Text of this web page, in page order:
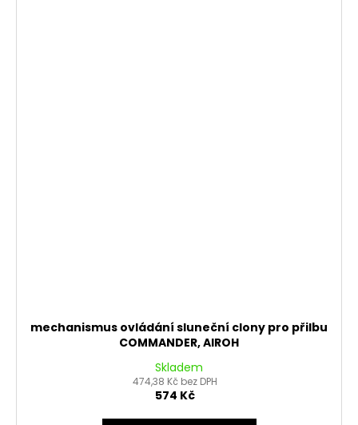
mechanismus ovládání sluneční clony pro přilbu
COMMANDER, AIROH
Skladem
474,38 Kč bez DPH
574 Kč